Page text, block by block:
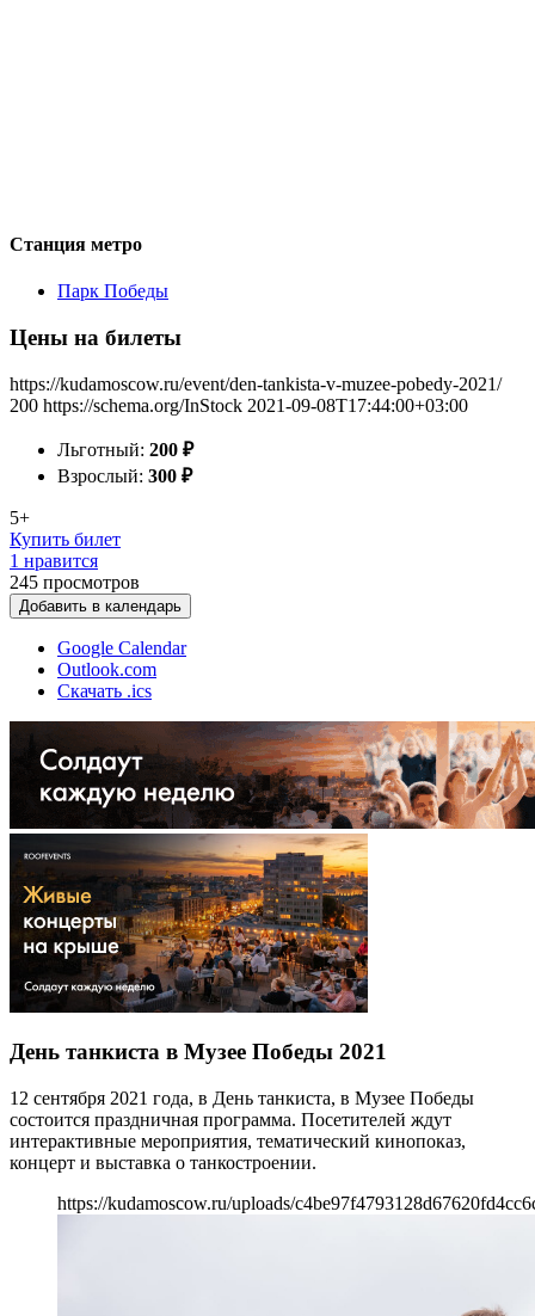
Станция метро
Парк Победы
Цены на билеты
https://kudamoscow.ru/event/den-tankista-v-muzee-pobedy-2021/
200 https://schema.org/InStock 2021-09-08T17:44:00+03:00
Льготный: 200 ₽
Взрослый: 300 ₽
5+
Купить билет
1 нравится
245 просмотров
Добавить в календарь
Google Calendar
Outlook.com
Скачать .ics
День танкиста в Музее Победы 2021
12 сентября 2021 года, в День танкиста, в Музее Победы
состоится праздничная программа. Посетителей ждут
интерактивные мероприятия, тематический кинопоказ,
концерт и выставка о танкостроении.
https://kudamoscow.ru/uploads/